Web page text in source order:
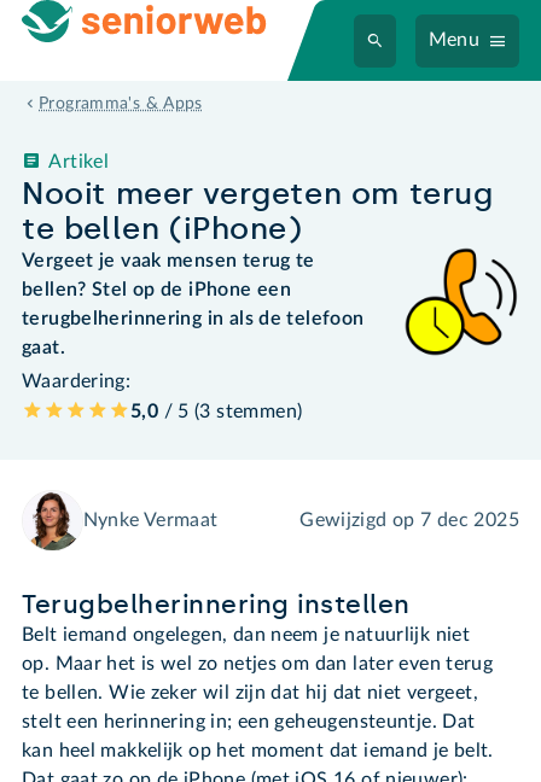
Menu
Programma's & Apps
Nooit meer vergeten om terug
te bellen (iPhone)
Artikel
Vergeet je vaak mensen terug te
bellen? Stel op de iPhone een
terugbelherinnering in als de telefoon
gaat.
Waardering:
5,0 / 5 (3 stemmen)
Nynke Vermaat Gewijzigd op 7 dec 2025
Terugbelherinnering instellen
Belt iemand ongelegen, dan neem je natuurlijk niet
op. Maar het is wel zo netjes om dan later even terug
te bellen. Wie zeker wil zijn dat hij dat niet vergeet,
stelt een herinnering in; een geheugensteuntje. Dat
kan heel makkelijk op het moment dat iemand je belt.